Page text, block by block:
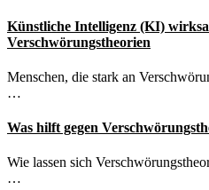
Künstliche Intelligenz (KI)
Verschwörungstheorien
Menschen, die stark an
…
Was hilft gegen
Wie lassen sich
…